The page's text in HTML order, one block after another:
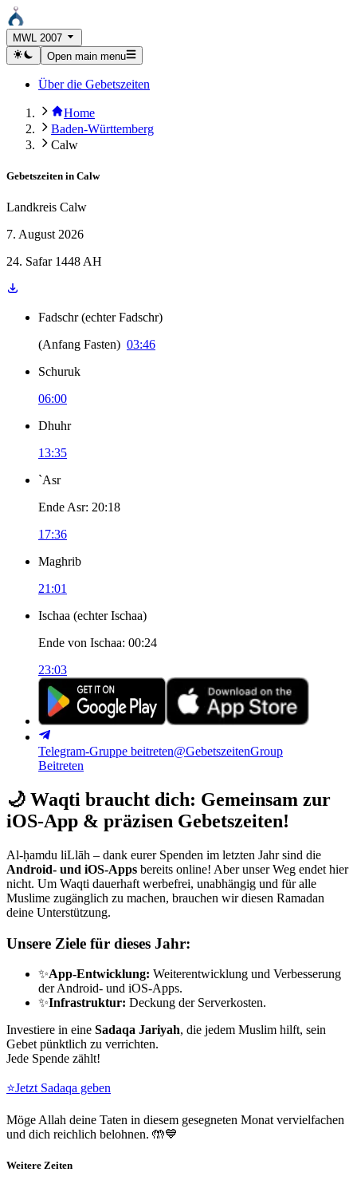
MWL 2007
Open main menu
Über die Gebetszeiten
Home
Baden-Württemberg
Calw
Gebetszeiten in Calw
Landkreis Calw
7. August 2026
24. Safar 1448 AH
Fadschr (echter Fadschr)
(Anfang Fasten) 03:46
Schuruk
06:00
Dhuhr
13:35
`Asr
Ende Asr: 20:18
17:36
Maghrib
21:01
Ischaa (echter Ischaa)
Ende von Ischaa: 00:24
23:03
Telegram-Gruppe beitreten@GebetszeitenGroup
Beitreten
🌙 Waqti braucht dich: Gemeinsam zur
iOS-App & präzisen Gebetszeiten!
Al-ḥamdu liLlāh – dank eurer Spenden im letzten Jahr sind die
Android- und iOS-Apps bereits online! Aber unser Weg endet hier
nicht. Um Waqti dauerhaft werbefrei, unabhängig und für alle
Muslime zugänglich zu machen, brauchen wir diesen Ramadan
deine Unterstützung.
Unsere Ziele für dieses Jahr:
✨App-Entwicklung: Weiterentwicklung und Verbesserung
der Android- und iOS-Apps.
✨Infrastruktur: Deckung der Serverkosten.
Investiere in eine Sadaqa Jariyah, die jedem Muslim hilft, sein
Gebet pünktlich zu verrichten.
Jede Spende zählt!
⭐Jetzt Sadaqa geben
Möge Allah deine Taten in diesem gesegneten Monat vervielfachen
und dich reichlich belohnen. 🤲💙
Weitere Zeiten